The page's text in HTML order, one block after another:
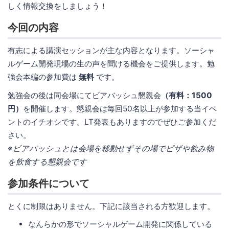
しく情報交換をしましょう！
今回の内容
有志による講演セッションが主な内容となります。ソーシャ
ルゲーム開発現場の生の声を聞ける機会をご提供します。勉
強会本編の参加費は 無料 です。
勉強会の後は同会場にてビアバッシュ懇親会 （有料：1500
円） を開催します。懇親会は毎回50名以上が参加する当イベ
ントのイチオシです。LT発表もありますのでぜひご参加くだ
さい。
※ビアバッシュとは会場を移動せずその場でピザや飲み物
を飲食する懇親会です
参加条件について
とくに制限はありません。下記に該当される方歓迎します。
なんらかの形でソーシャルゲーム開発に関係している